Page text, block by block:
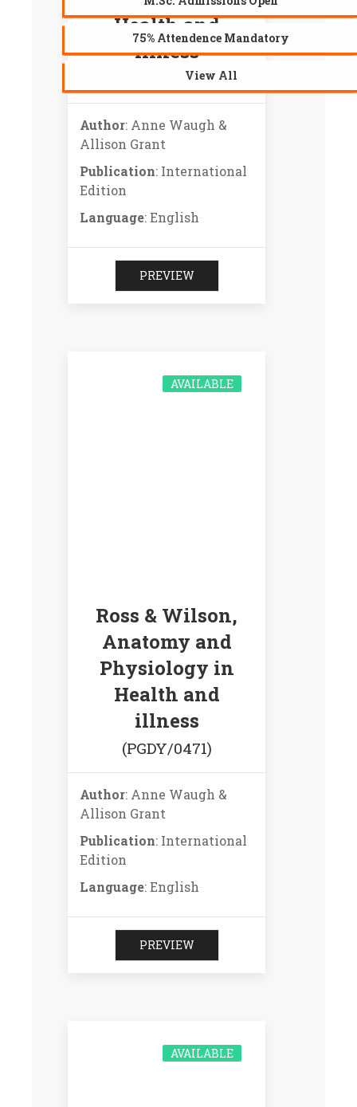
75% Attendence Mandatory
View All
Health and
illness
(PGDY/0470)
Author: Anne Waugh &
Allison Grant
Publication: International
Edition
Language: English
PREVIEW
Ross & Wilson,
Anatomy and
Physiology in
Health and
illness
(PGDY/0471)
AVAILABLE
Author: Anne Waugh &
Allison Grant
Publication: International
Edition
Language: English
PREVIEW
AVAILABLE